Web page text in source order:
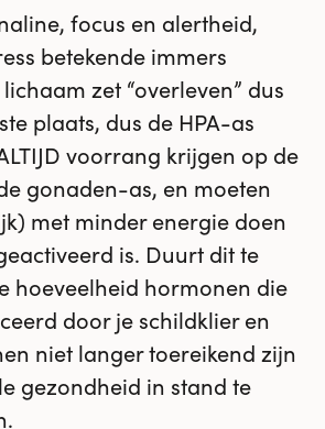
focus en alertheid,
betekende immers
zet “overleven” dus
plaats, dus de HPA-as
voorrang krijgen op de
gonaden-as, en moeten
met minder energie doen
is. Duurt dit te
hoeveelheid hormonen die
door je schildklier en
niet langer toereikend zijn
gezondheid in stand te